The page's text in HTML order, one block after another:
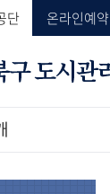
단 온라인예약